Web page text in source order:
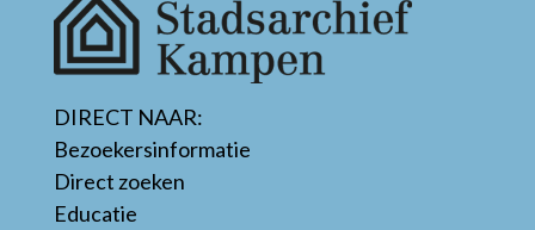
DIRECT NAAR:
Bezoekersinformatie
Direct zoeken
Educatie